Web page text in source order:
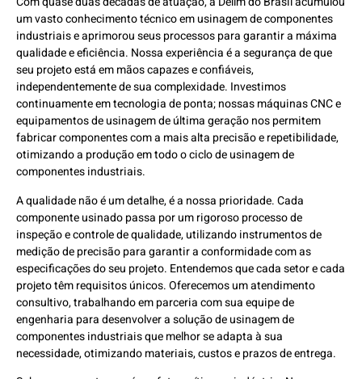
um vasto conhecimento técnico em usinagem de componentes
industriais e aprimorou seus processos para garantir a máxima
qualidade e eficiência. Nossa experiência é a segurança de que
seu projeto está em mãos capazes e confiáveis,
independentemente de sua complexidade. Investimos
continuamente em tecnologia de ponta; nossas máquinas CNC e
equipamentos de usinagem de última geração nos permitem
fabricar componentes com a mais alta precisão e repetibilidade,
otimizando a produção em todo o ciclo de usinagem de
componentes industriais.
A qualidade não é um detalhe, é a nossa prioridade. Cada
componente usinado passa por um rigoroso processo de
inspeção e controle de qualidade, utilizando instrumentos de
medição de precisão para garantir a conformidade com as
especificações do seu projeto. Entendemos que cada setor e cada
projeto têm requisitos únicos. Oferecemos um atendimento
consultivo, trabalhando em parceria com sua equipe de
engenharia para desenvolver a solução de usinagem de
componentes industriais que melhor se adapta à sua
necessidade, otimizando materiais, custos e prazos de entrega.